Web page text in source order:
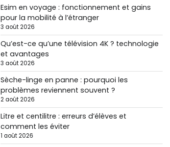
Esim en voyage : fonctionnement et gains
pour la mobilité à l’étranger
3 août 2026
Qu’est-ce qu’une télévision 4K ? technologie
et avantages
3 août 2026
Sèche-linge en panne : pourquoi les
problèmes reviennent souvent ?
2 août 2026
Litre et centilitre : erreurs d’élèves et
comment les éviter
1 août 2026